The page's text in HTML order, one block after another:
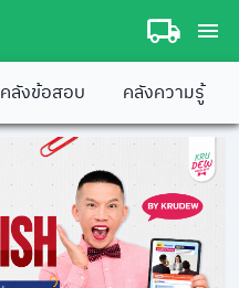
คลังข้อสอบ คลังความรู้